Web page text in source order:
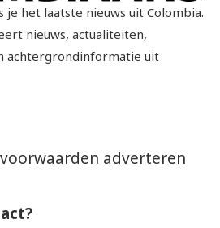
je het laatste nieuws uit Colombia.
nieuws, actualiteiten,
achtergrondinformatie uit
adverteren